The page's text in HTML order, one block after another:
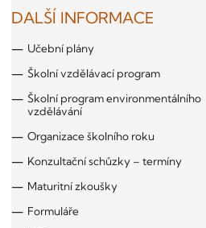
DALŠÍ INFORMACE
Učební plány
Školní vzdělávací program
Školní program environmentálního
vzdělávání
Organizace školního roku
Konzultační schůzky – termíny
Maturitní zkoušky
Formuláře